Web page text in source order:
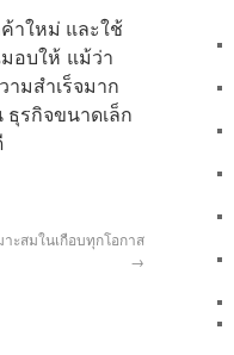
าใหม่ และใช้
อบให้ แม้ว่า
มสำเร็จมาก
รกิจขนาดเล็ก
าะสมในเกือบทุกโอกาส
→